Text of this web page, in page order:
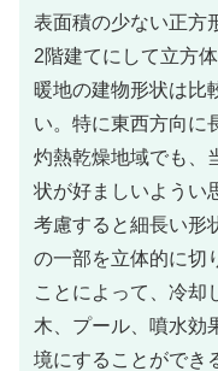
表面積の少ない正方
2階建てにして立方
暖地の建物形状は比
い。特に東西方向に
灼熱乾燥地域でも、
状が好ましいようい
考慮すると細長い形
の一部を立体的に切
ことによって、冷却
木、プール、噴水効
境にすることができ